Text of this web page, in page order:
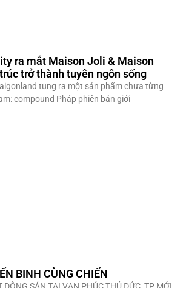
ra mắt Maison Joli & Maison
trở thành tuyên ngôn sống
tung ra một sản phẩm chưa từng
compound Pháp phiên bản giới
BINH CÙNG CHIẾN